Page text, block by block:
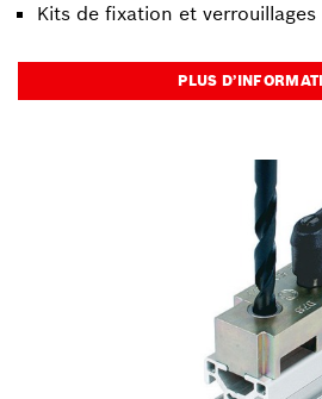
Kits de fixation et verrouillages
PLUS